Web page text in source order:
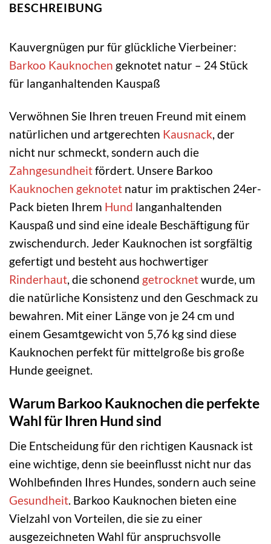
BESCHREIBUNG
Kauvergnügen pur für glückliche Vierbeiner:
Barkoo Kauknochen geknotet natur – 24 Stück
für langanhaltenden Kauspaß
Verwöhnen Sie Ihren treuen Freund mit einem
natürlichen und artgerechten Kausnack, der
nicht nur schmeckt, sondern auch die
Zahngesundheitfördert. Unsere Barkoo
Kauknochen geknotet natur im praktischen 24er-
Pack bieten Ihrem Hund langanhaltenden
Kauspaß und sind eine ideale Beschäftigung für
zwischendurch. Jeder Kauknochen ist sorgfältig
gefertigt und besteht aus hochwertiger
Rinderhaut, die schonend getrocknetwurde, um
die natürliche Konsistenz und den Geschmack zu
bewahren. Mit einer Länge von je 24 cm und
einem Gesamtgewicht von 5,76 kg sind diese
Kauknochen perfekt für mittelgroße bis große
Hunde geeignet.
Warum Barkoo Kauknochen die perfekte
Wahl für Ihren Hund sind
Die Entscheidung für den richtigen Kausnack ist
eine wichtige, denn sie beeinflusst nicht nur das
Wohlbefinden Ihres Hundes, sondern auch seine
Gesundheit. Barkoo Kauknochen bieten eine
Vielzahl von Vorteilen, die sie zu einer
ausgezeichneten Wahl für anspruchsvolle